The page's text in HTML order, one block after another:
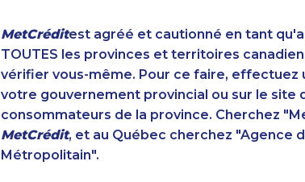
MetCréditest agréé et cautionné en tant
TOUTES les provinces et territoires
vérifier vous-même. Pour ce faire, effectuez
votre gouvernement provincial ou sur le site
consommateurs de la province. Cherchez
MetCrédit, et au Québec cherchez "Agence
Métropolitain".